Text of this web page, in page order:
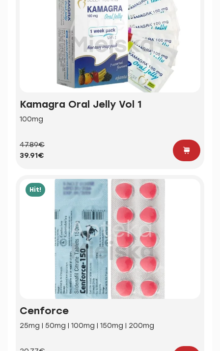
Kamagra Oral Jelly Vol 1
100mg
47.89€
39.91€
Hit!
Cenforce
25mg | 50mg | 100mg | 150mg | 200mg